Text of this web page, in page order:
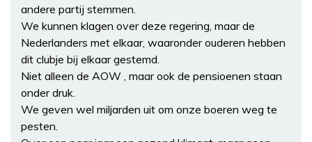
andere partij stemmen.
We kunnen klagen over deze regering, maar de
Nederlanders met elkaar, waaronder ouderen hebben
dit clubje bij elkaar gestemd.
Niet alleen de AOW , maar ook de pensioenen staan
onder druk.
We geven wel miljarden uit om onze boeren weg te
pesten.